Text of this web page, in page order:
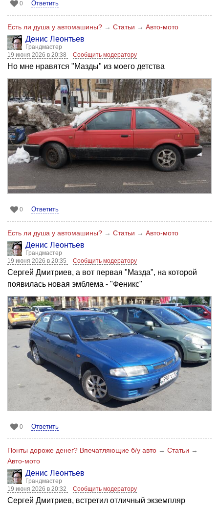
0 Ответить
Есть ли душа у автомашины? → Статьи → Авто-мото
Денис Леонтьев
Грандмастер
19 июня 2026 в 20:38
Сообщить модератору
Но мне нравятся "Мазды" из моего детства
0 Ответить
Есть ли душа у автомашины? → Статьи → Авто-мото
Денис Леонтьев
Грандмастер
19 июня 2026 в 20:35
Сообщить модератору
Сергей Дмитриев, а вот первая "Мазда", на которой
появилась новая эмблема - "Феникс"
0 Ответить
Понты дороже денег? Впечатляющие б/у авто → Статьи →
Авто-мото
Денис Леонтьев
Грандмастер
19 июня 2026 в 20:32
Сообщить модератору
Сергей Дмитриев, встретил отличный экземпляр